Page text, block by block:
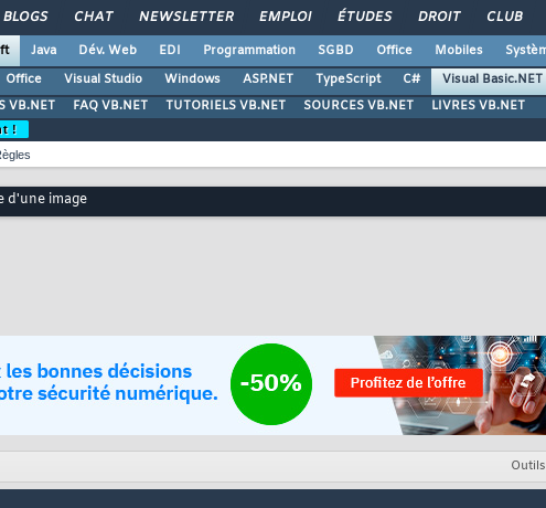
BLOGS CHAT NEWSLETTER EMPLOI ÉTUDES DROIT CLUB
Java Dév. Web EDI Programmation SGBD Office Mobiles
Office Visual Studio Windows ASP.NET TypeScript C# Visual Basic.NET
VB.NET
FAQ VB.NET TUTORIELS VB.NET SOURCES VB.NET LIVRES VB.NET
!
d'une image